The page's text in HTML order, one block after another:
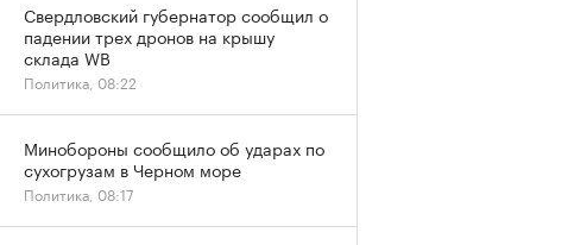
Свердловский губернатор сообщил о
падении трех дронов на крышу
склада WB
Политика, 08:22
Минобороны сообщило об ударах по
сухогрузам в Черном море
Политика, 08:17